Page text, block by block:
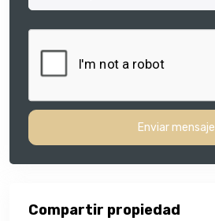
Enviar mensaje
Compartir propiedad